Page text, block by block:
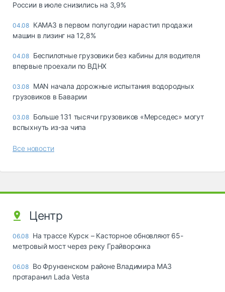
России в июле снизились на 3,9%
04.08 КАМАЗ в первом полугодии нарастил продажи
машин в лизинг на 12,8%
04.08 Беспилотные грузовики без кабины для водителя
впервые проехали по ВДНХ
03.08 MAN начала дорожные испытания водородных
грузовиков в Баварии
03.08 Больше 131 тысячи грузовиков «Мерседес» могут
вспыхнуть из-за чипа
Все новости
Центр
06.08 На трассе Курск – Касторное обновляют 65-
метровый мост через реку Грайворонка
06.08 Во Фрунзенском районе Владимира МАЗ
протаранил Lada Vesta